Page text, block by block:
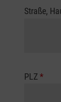
Straße,
PLZ*